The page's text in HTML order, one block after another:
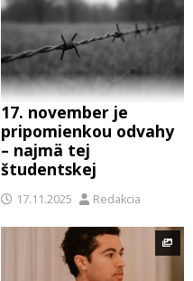
17. november je
pripomienkou odvahy
– najmä tej
študentskej
17.11.2025 Redakcia